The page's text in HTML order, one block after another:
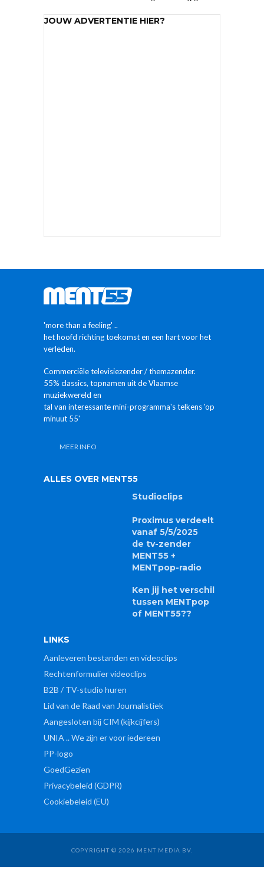
JOUW ADVERTENTIE HIER?
'more than a feeling' ..
het hoofd richting toekomst en een hart voor het
verleden.
Commerciële televisiezender / themazender.
55% classics, topnamen uit de Vlaamse
muziekwereld en
tal van interessante mini-programma's telkens 'op
minuut 55'
MEER INFO
ALLES OVER MENT55
Studioclips
Proximus verdeelt
vanaf 5/5/2025
de tv-zender
MENT55 +
MENTpop-radio
Ken jij het verschil
tussen MENTpop
of MENT55??
LINKS
Aanleveren bestanden en videoclips
Rechtenformulier videoclips
B2B / TV-studio huren
Lid van de Raad van Journalistiek
Aangesloten bij CIM (kijkcijfers)
UNIA .. We zijn er voor iedereen
PP-logo
GoedGezien
Privacybeleid (GDPR)
Cookiebeleid (EU)
COPYRIGHT © 2026 MENT MEDIA BV.